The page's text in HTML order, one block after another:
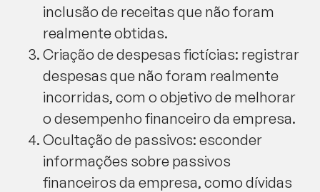
inclusão de receitas que não foram
realmente obtidas.
Criação de despesas fictícias: registrar
despesas que não foram realmente
incorridas, com o objetivo de melhorar
o desempenho financeiro da empresa.
Ocultação de passivos: esconder
informações sobre passivos
financeiros da empresa, como dívidas